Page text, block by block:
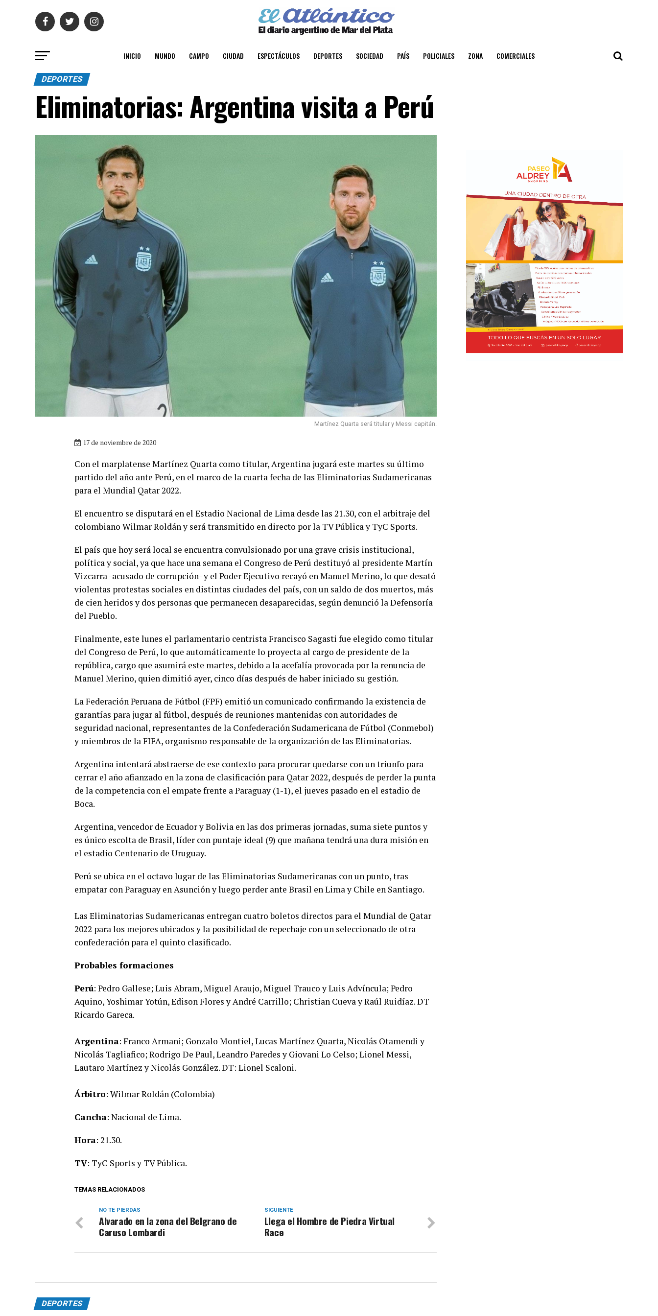
INICIO MUNDO CAMPO CIUDAD ESPECTÁCULOS DEPORTES SOCIEDAD PAÍS POLICIALES ZONA COMERCIALES
DEPORTES
Eliminatorias: Argentina visita a Perú
Martínez Quarta será titular y Messi capitán.
17 de noviembre de 2020
Con el marplatense Martínez Quarta como titular, Argentina jugará este martes su último
partido del año ante Perú, en el marco de la cuarta fecha de las Eliminatorias Sudamericanas
para el Mundial Qatar 2022.
El encuentro se disputará en el Estadio Nacional de Lima desde las 21.30, con el arbitraje del
colombiano Wilmar Roldán y será transmitido en directo por la TV Pública y TyC Sports.
El país que hoy será local se encuentra convulsionado por una grave crisis institucional,
política y social, ya que hace una semana el Congreso de Perú destituyó al presidente Martín
Vizcarra -acusado de corrupción- y el Poder Ejecutivo recayó en Manuel Merino, lo que desató
violentas protestas sociales en distintas ciudades del país, con un saldo de dos muertos, más
de cien heridos y dos personas que permanecen desaparecidas, según denunció la Defensoría
del Pueblo.
Finalmente, este lunes el parlamentario centrista Francisco Sagasti fue elegido como titular
del Congreso de Perú, lo que automáticamente lo proyecta al cargo de presidente de la
república, cargo que asumirá este martes, debido a la acefalía provocada por la renuncia de
Manuel Merino, quien dimitió ayer, cinco días después de haber iniciado su gestión.
La Federación Peruana de Fútbol (FPF) emitió un comunicado confirmando la existencia de
garantías para jugar al fútbol, después de reuniones mantenidas con autoridades de
seguridad nacional, representantes de la Confederación Sudamericana de Fútbol (Conmebol)
y miembros de la FIFA, organismo responsable de la organización de las Eliminatorias.
Argentina intentará abstraerse de ese contexto para procurar quedarse con un triunfo para
cerrar el año afianzado en la zona de clasificación para Qatar 2022, después de perder la punta
de la competencia con el empate frente a Paraguay (1-1), el jueves pasado en el estadio de
Boca.
Argentina, vencedor de Ecuador y Bolivia en las dos primeras jornadas, suma siete puntos y
es único escolta de Brasil, líder con puntaje ideal (9) que mañana tendrá una dura misión en
el estadio Centenario de Uruguay.
Perú se ubica en el octavo lugar de las Eliminatorias Sudamericanas con un punto, tras
empatar con Paraguay en Asunción y luego perder ante Brasil en Lima y Chile en Santiago.
Las Eliminatorias Sudamericanas entregan cuatro boletos directos para el Mundial de Qatar
2022 para los mejores ubicados y la posibilidad de repechaje con un seleccionado de otra
confederación para el quinto clasificado.
Probables formaciones
Perú: Pedro Gallese; Luis Abram, Miguel Araujo, Miguel Trauco y Luis Advíncula; Pedro
Aquino, Yoshimar Yotún, Edison Flores y André Carrillo; Christian Cueva y Raúl Ruidíaz. DT
Ricardo Gareca.
Argentina: Franco Armani; Gonzalo Montiel, Lucas Martínez Quarta, Nicolás Otamendi y
Nicolás Tagliafico; Rodrigo De Paul, Leandro Paredes y Giovani Lo Celso; Lionel Messi,
Lautaro Martínez y Nicolás González. DT: Lionel Scaloni.
Árbitro: Wilmar Roldán (Colombia)
Cancha: Nacional de Lima.
Hora: 21.30.
TV: TyC Sports y TV Pública.
TEMAS RELACIONADOS
SIGUIENTE
Llega el Hombre de Piedra Virtual
Race
NO TE PIERDAS
Alvarado en la zona del Belgrano de
Caruso Lombardi
DEPORTES